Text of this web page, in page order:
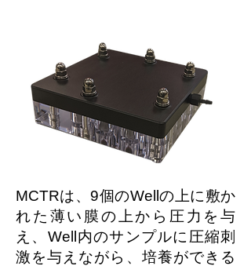
MCTRは、9個のWellの上に敷か
れた薄い膜の上から圧力を与
え、Well内のサンプルに圧縮刺
激を与えながら、培養ができる